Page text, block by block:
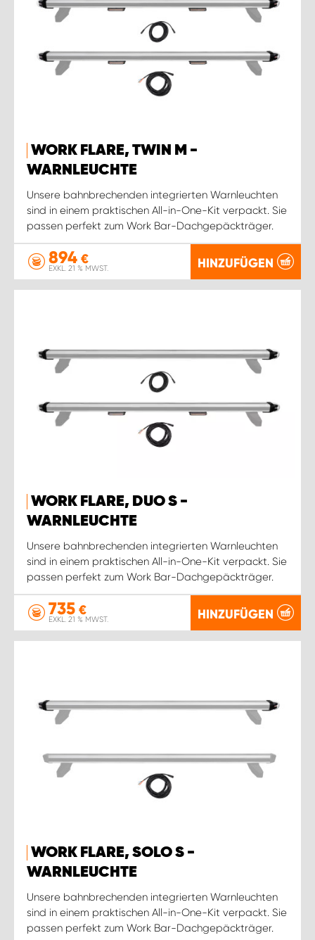
WORK FLARE, TWIN M -
WARNLEUCHTE
Unsere bahnbrechenden integrierten Warnleuchten
sind in einem praktischen All-in-One-Kit verpackt. Sie
passen perfekt zum Work Bar-Dachgepäckträger.
894 €
EXKL. 21 % MWST. HINZUFÜGEN
WORK FLARE, DUO S -
WARNLEUCHTE
Unsere bahnbrechenden integrierten Warnleuchten
sind in einem praktischen All-in-One-Kit verpackt. Sie
passen perfekt zum Work Bar-Dachgepäckträger.
735 €
EXKL. 21 % MWST. HINZUFÜGEN
WORK FLARE, SOLO S -
WARNLEUCHTE
Unsere bahnbrechenden integrierten Warnleuchten
sind in einem praktischen All-in-One-Kit verpackt. Sie
passen perfekt zum Work Bar-Dachgepäckträger.